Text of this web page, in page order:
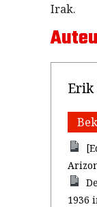
Irak.
Erik
1936